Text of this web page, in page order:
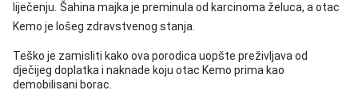
liječenju. Šahina majka je preminula od karcinoma želuca, a otac
Kemo je lošeg zdravstvenog stanja.
Teško je zamisliti kako ova porodica uopšte preživljava od
dječijeg doplatka i naknade koju otac Kemo prima kao
demobilisani borac.